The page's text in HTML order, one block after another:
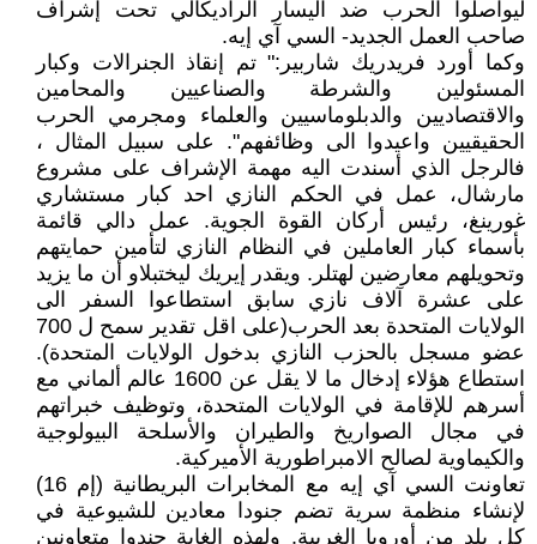
ليواصلوا الحرب ضد اليسار الراديكالي تحت إشراف
صاحب العمل الجديد- السي آي إيه.
وكما أورد فريدريك شاربير:" تم إنقاذ الجنرالات وكبار
المسئولين والشرطة والصناعيين والمحامين
والاقتصاديين والدبلوماسيين والعلماء ومجرمي الحرب
الحقيقيين واعيدوا الى وظائفهم". على سبيل المثال ،
فالرجل الذي أسندت اليه مهمة الإشراف على مشروع
مارشال، عمل في الحكم النازي احد كبار مستشاري
غورينغ، رئيس أركان القوة الجوية. عمل دالي قائمة
بأسماء كبار العاملين في النظام النازي لتأمين حمايتهم
وتحويلهم معارضين لهتلر. ويقدر إيريك ليختبلاو أن ما يزيد
على عشرة آلاف نازي سابق استطاعوا السفر الى
الولايات المتحدة بعد الحرب(على اقل تقدير سمح ل 700
عضو مسجل بالحزب النازي بدخول الولايات المتحدة).
استطاع هؤلاء إدخال ما لا يقل عن 1600 عالم ألماني مع
أسرهم للإقامة في الولايات المتحدة، وتوظيف خبراتهم
في مجال الصواريخ والطيران والأسلحة البيولوجية
والكيماوية لصالح الامبراطورية الأميركية.
تعاونت السي آي إيه مع المخابرات البريطانية (إم 16)
لإنشاء منظمة سرية تضم جنودا معادين للشيوعية في
كل بلد من أوروبا الغربية. ولهذه الغاية جندوا متعاونين